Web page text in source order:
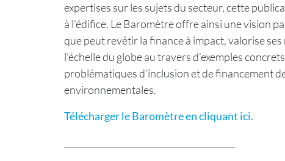
expertises sur les sujets du secteur, cette
à l’édifice. Le Baromètre offre ainsi une vision
que peut revêtir la finance à impact, valorise
l’échelle du globe au travers d’exemples
problématiques d’inclusion et de financement
environnementales.
Télécharger le Baromètre en cliquant ici.